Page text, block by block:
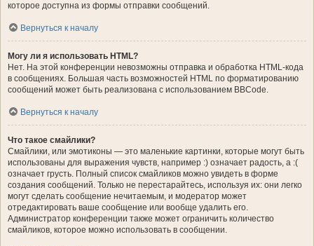
которое доступна из формы отправки сообщений.
Вернуться к началу
Могу ли я использовать HTML?
Нет. На этой конференции невозможны отправка и обработка HTML-кода
в сообщениях. Большая часть возможностей HTML по форматированию
сообщений может быть реализована с использованием BBCode.
Вернуться к началу
Что такое смайлики?
Смайлики, или эмотиконы — это маленькие картинки, которые могут быть
использованы для выражения чувств, например :) означает радость, а :(
означает грусть. Полный список смайликов можно увидеть в форме
создания сообщений. Только не перестарайтесь, используя их: они легко
могут сделать сообщение нечитаемым, и модератор может
отредактировать ваше сообщение или вообще удалить его.
Администратор конференции также может ограничить количество
смайликов, которое можно использовать в сообщении.